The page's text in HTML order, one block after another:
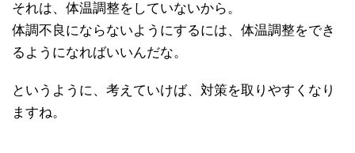
それは、体温調整をしていないから。
体調不良にならないようにするには、体温調整をでき
るようになればいいんだな。
というように、考えていけば、対策を取りやすくなり
ますね。